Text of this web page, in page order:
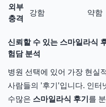
외부
충격
강함 약함
신뢰할 수 있는 스마일라식
험담 분석
병원 선택에 있어 가장 현실
사람들의 '후기'입니다. 인터
수많은 스마일라식 후기를